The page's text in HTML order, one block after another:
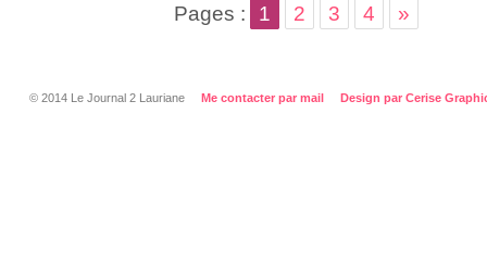
Pages : 1 2 3 4 »
© 2014 Le Journal 2 Lauriane Me contacter par mail Design par Cerise